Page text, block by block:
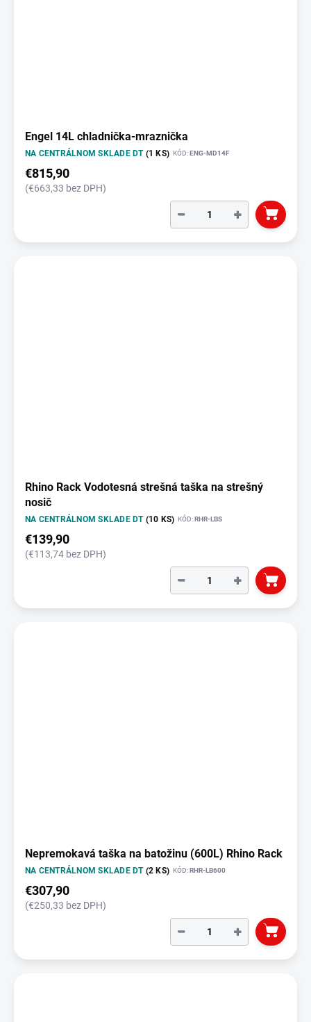
Engel 14L chladnička-mraznička
NA CENTRÁLNOM SKLADE DT (1 KS) KÓD:ENG-MD14F
€815,90
(€663,33 bez DPH)
+
−
Rhino Rack Vodotesná strešná taška na strešný
nosič
NA CENTRÁLNOM SKLADE DT (10 KS) KÓD:RHR-LBS
€139,90
(€113,74 bez DPH)
+
−
Nepremokavá taška na batožinu (600L) Rhino Rack
NA CENTRÁLNOM SKLADE DT (2 KS) KÓD:RHR-LB600
€307,90
(€250,33 bez DPH)
+
−